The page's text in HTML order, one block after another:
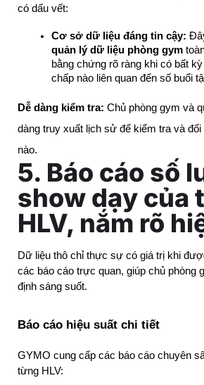
có dấu vết:
Cơ sở dữ liệu đáng tin cậy:
quản lý dữ liệu phòng gym
bằng chứng rõ ràng khi có bất
chấp nào liên quan đến số buổi
Dễ dàng kiểm tra: Chủ phòng gym và
dàng truy xuất lịch sử để kiểm tra và
nào.
5. Báo cáo số
show dạy của
HLV, nắm rõ
Dữ liệu thô chỉ thực sự có giá trị khi
các báo cáo trực quan, giúp chủ phòng
định sáng suốt.
Báo cáo hiệu suất chi tiết
GYMO cung cấp các báo cáo chuyên
từng HLV: